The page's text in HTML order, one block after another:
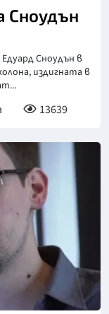
Сноудън
Сноудън в
издигната в
13639